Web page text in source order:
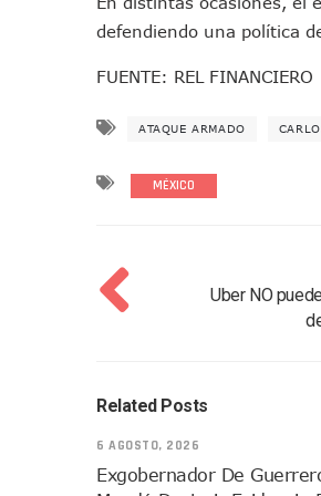
defendiendo una política
FUENTE: REL FINANCIERO
ATAQUE ARMADO
MÉXICO
Uber NO
Related Posts
6 AGOSTO, 2026
Exgobernador De